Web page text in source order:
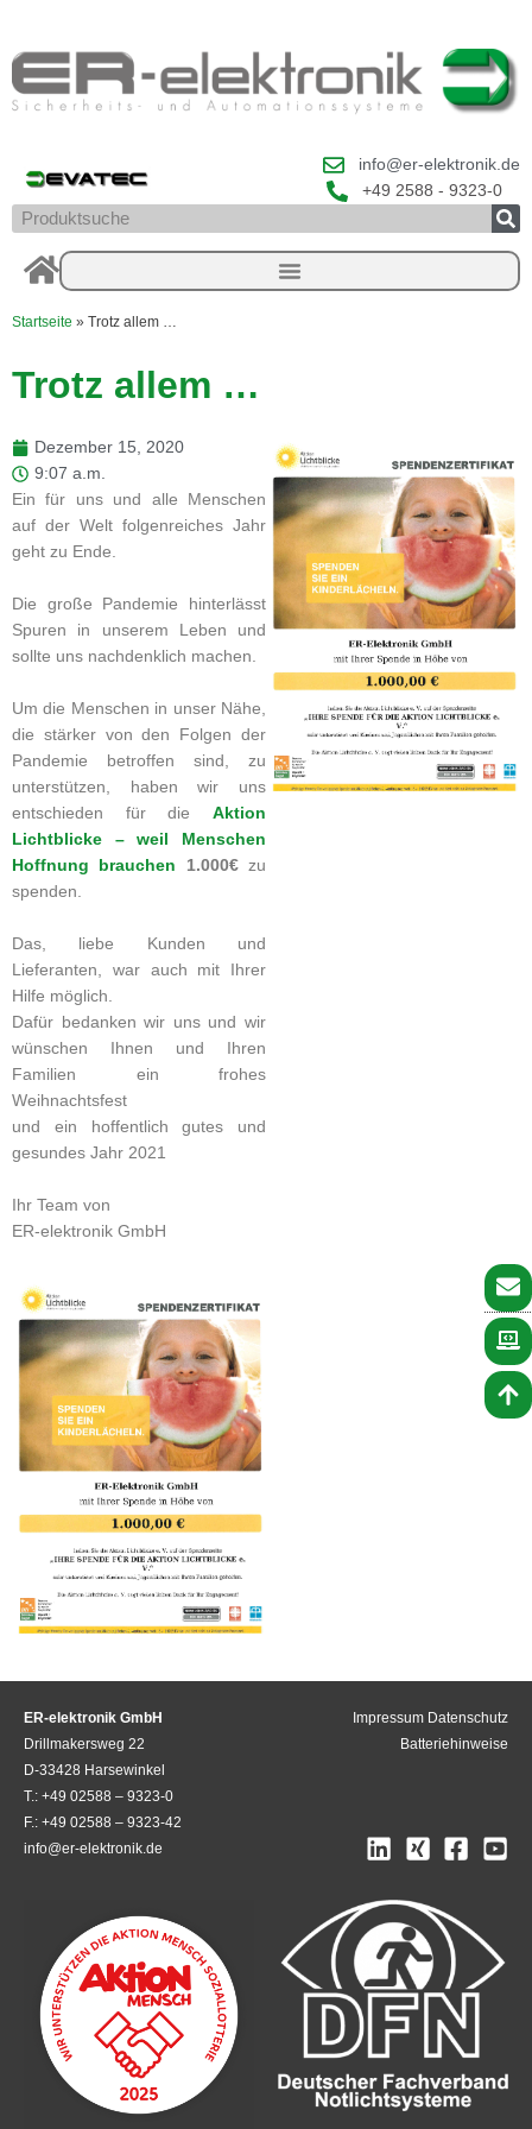
springen
info@er-elektronik.de
+49 2588 - 9323-0
Suche
Startseite » Trotz allem …
Trotz allem …
Dezember 15, 2020
9:07 a.m.
Ein für uns und alle Menschen
auf der Welt folgenreiches Jahr
geht zu Ende.
Die große Pandemie hinterlässt
Spuren in unserem Leben und
sollte uns nachdenklich machen.
Um die Menschen in unser Nähe,
die stärker von den Folgen der
Pandemie betroffen sind, zu
unterstützen, haben wir uns
entschieden für die Aktion
Lichtblicke – weil Menschen
Hoffnung brauchen
1.000€zu
spenden.
Das, liebe Kunden und
Lieferanten, war auch mit Ihrer
Hilfe möglich.
Dafür bedanken wir uns und wir
wünschen Ihnen und Ihren
Familien ein frohes
Weihnachtsfest
und ein hoffentlich gutes und
gesundes Jahr 2021
Ihr Team von
ER-elektronik GmbH
ER-elektronik GmbH
Drillmakersweg 22
D-33428 Harsewinkel
T.: +49 02588 – 9323-0
F.: +49 02588 – 9323-42
info@er-elektronik.de
Impressum Datenschutz
Batteriehinweise